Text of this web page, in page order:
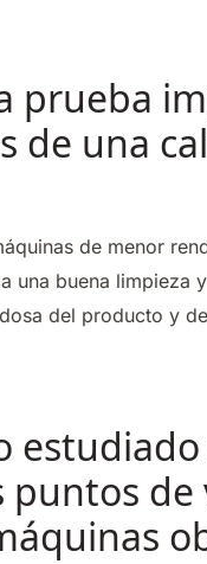
prueba
de una
de menor
una buena limpieza
del producto y
de